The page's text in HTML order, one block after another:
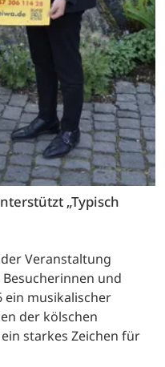
„Typisch
Veranstaltung
Besucherinnen und
ein musikalischer
der kölschen
starkes Zeichen für